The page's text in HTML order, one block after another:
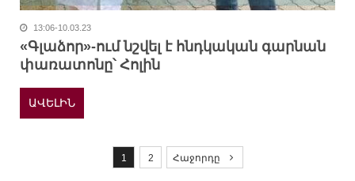
13:06-10.03.23
«Գլաձոր»-ում նշվել է հնդկական գարնան
փառատոնը՝ Հոլին
ԱՎԵԼԻՆ
1 2 Հաջորդը